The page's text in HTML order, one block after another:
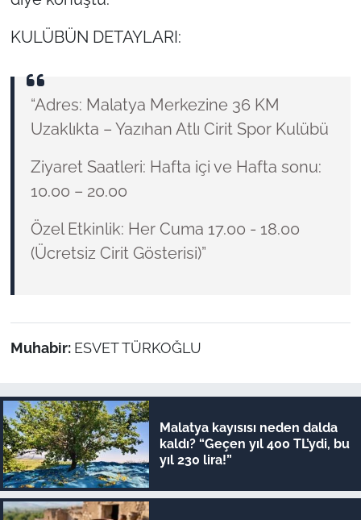
KULÜBÜN DETAYLARI:
“Adres: Malatya Merkezine 36 KM
Uzaklıkta – Yazıhan Atlı Cirit Spor Kulübü
Ziyaret Saatleri: Hafta içi ve Hafta sonu:
10.00 – 20.00
Özel Etkinlik: Her Cuma 17.00 - 18.00
(Ücretsiz Cirit Gösterisi)”
Muhabir: ESVET TÜRKOĞLU
Malatya kayısısı neden dalda
kaldı? “Geçen yıl 400 TL’ydi, bu
yıl 230 lira!”